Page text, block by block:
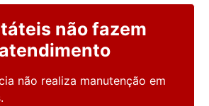
não fazem
não realiza manutenção em